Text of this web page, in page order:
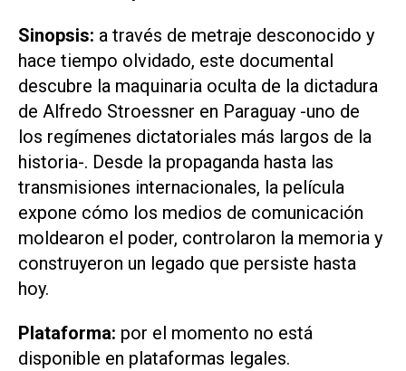
Sinopsis: a través de metraje desconocido y
hace tiempo olvidado, este documental
descubre la maquinaria oculta de la dictadura
de Alfredo Stroessner en Paraguay -uno de
los regímenes dictatoriales más largos de la
historia-. Desde la propaganda hasta las
transmisiones internacionales, la película
expone cómo los medios de comunicación
moldearon el poder, controlaron la memoria y
construyeron un legado que persiste hasta
hoy.
Plataforma: por el momento no está
disponible en plataformas legales.